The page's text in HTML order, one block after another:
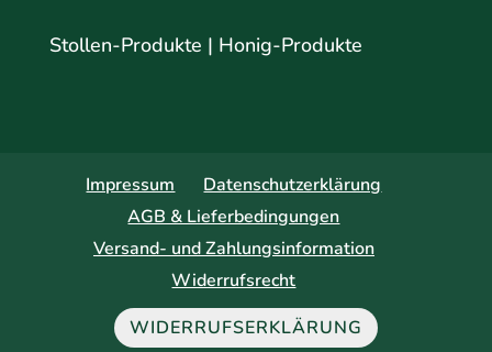
Stollen-Produkte | Honig-Produkte
Impressum
Datenschutzerklärung
AGB & Lieferbedingungen
Versand- und Zahlungsinformation
Widerrufsrecht
WIDERRUFSERKLÄRUNG